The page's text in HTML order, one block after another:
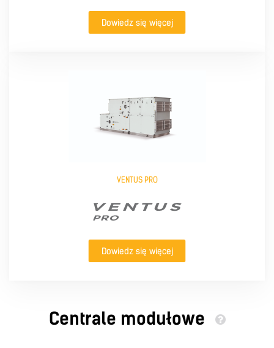
Dowiedz się więcej
VENTUS PRO
Dowiedz się więcej
Centrale modułowe